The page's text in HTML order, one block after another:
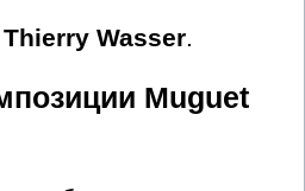
Thierry Wasser.
Muguet